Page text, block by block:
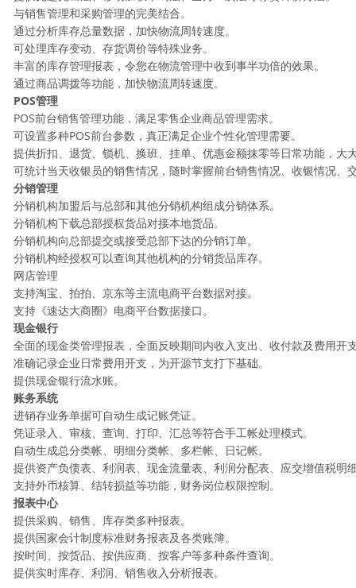
与销售管理和采购管理的完美结合。
通过分析库存总量数据，加快物流周转速度。
可处理库存变动、存货调价等特殊业务。
丰富的库存管理报表，令您在物流管理中收到事半功倍的效果。
通过商品调拨等功能，加快物流周转速度。
POS管理
POS前台销售管理功能，满足零售企业商品管理需求。
可设置多种POS前台参数，真正满足企业个性化管理需要。
提供折扣、退货、锁机、换班、挂单、优惠金额抹零等日常功能，大
可统计当天收银员的销售情况，随时掌握前台销售情况、收银情况、
分销管理
分销机构加盟后与总部和其他分销机构组成分销体系。
分销机构下载总部授权货品对接本地货品。
分销机构向总部提交或接受总部下达的分销订单。
分销机构经授权可以查询其他机构的分销货品库存。
网店管理
支持淘宝、拍拍、京东等主流电商平台数据对接。
支持《速达大商圈》电商平台数据接口。
现金银行
全面的现金类管理报表，全面反映期间内收入支出、收付款及费用开
准确记录企业日常费用开支，为开源节支打下基础。
提供现金银行流水账。
账务系统
进销存业务单据可自动生成记账凭证。
凭证录入、审核、查询、打印、汇总等符合手工帐处理模式。
自动生成总分类帐、明细分类帐、多栏帐、日记帐。
提供资产负债表、利润表、现金流量表、利润分配表、应交增值税明
支持外币核算、结转损益等功能，财务岗位权限控制。
报表中心
提供采购、销售、库存类多种报表。
提供国家会计制度标准财务报表及各类账簿。
按时间、按货品、按供应商、按客户等多种条件查询。
提供实时库存、利润、销售收入分析报表。